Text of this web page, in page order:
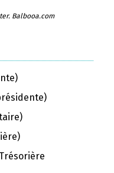
Balbooa.com